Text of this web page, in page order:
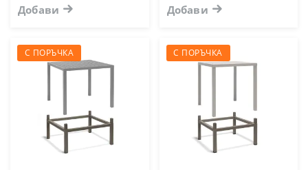
Добави
Добави
С ПОРЪЧКА С ПОРЪЧКА